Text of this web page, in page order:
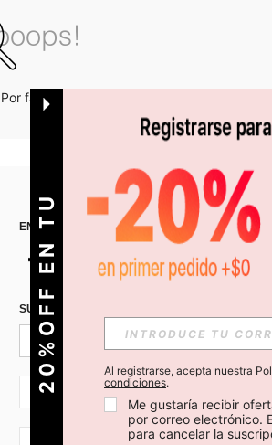
favor inténtalo de nuevo.
ENCUÉNTRANOS EN APP
SUSCRÍBETE PARA RECIBIR OFERTAS
CL + 56
2
0
%
O
F
F
E
N
T
U
P
R
I
M
E
R
P
E
D
I
D Al registrarse, acepta nuestra
condiciones.
Me gustaría recibir
por correo electrónico.
para cancelar la